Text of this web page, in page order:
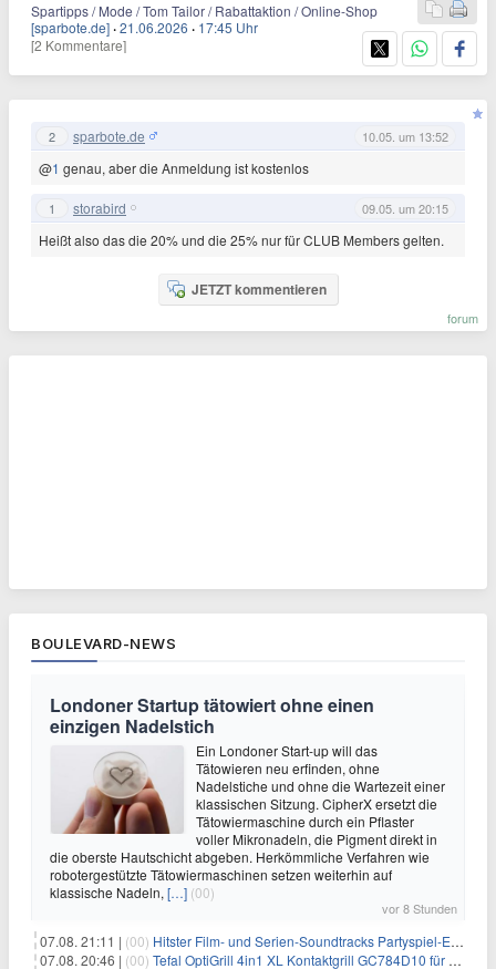
Spartipps / Mode / Tom Tailor / Rabattaktion / Online-Shop
[sparbote.de] ·21.06.2026 · 17:45 Uhr
[2 Kommentare]
2 sparbote.de 10.05. um 13:52
@1 genau, aber die Anmeldung ist kostenlos
1 storabird 09.05. um 20:15
Heißt also das die 20% und die 25% nur für CLUB Members gelten.
JETZT kommentieren
forum
BOULEVARD-NEWS
Londoner Startup tätowiert ohne einen
einzigen Nadelstich
Ein Londoner Start-up will das
Tätowieren neu erfinden, ohne
Nadelstiche und ohne die Wartezeit einer
klassischen Sitzung. CipherX ersetzt die
Tätowiermaschine durch ein Pflaster
voller Mikronadeln, die Pigment direkt in
die oberste Hautschicht abgeben. Herkömmliche Verfahren wie
robotergestützte Tätowiermaschinen setzen weiterhin auf
klassische Nadeln, […] (00)
vor 8 Stunden
07.08. 21:11 | (00) Hitster Film- und Serien-Soundtracks Partyspiel-Erweiterung für 6,99€
07.08. 20:46 | (00) Tefal OptiGrill 4in1 XL Kontaktgrill GC784D10 für 239,99€